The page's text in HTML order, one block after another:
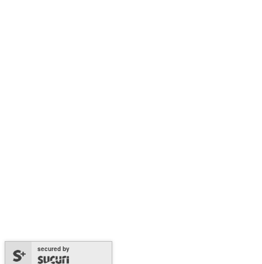
secured by